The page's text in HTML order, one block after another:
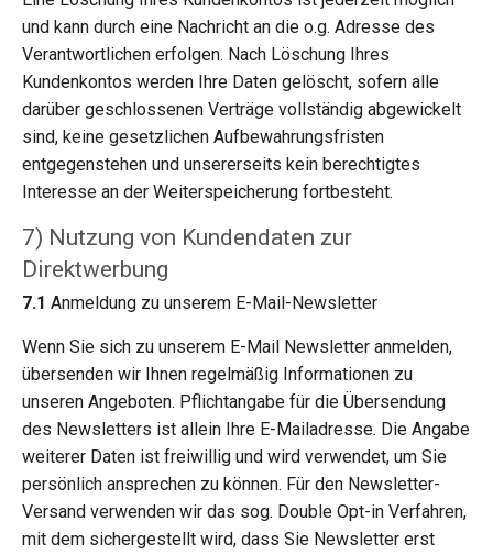
und kann durch eine Nachricht an die o.g. Adresse des
Verantwortlichen erfolgen. Nach Löschung Ihres
Kundenkontos werden Ihre Daten gelöscht, sofern alle
darüber geschlossenen Verträge vollständig abgewickelt
sind, keine gesetzlichen Aufbewahrungsfristen
entgegenstehen und unsererseits kein berechtigtes
Interesse an der Weiterspeicherung fortbesteht.
7) Nutzung von Kundendaten zur
Direktwerbung
7.1 Anmeldung zu unserem E-Mail-Newsletter
Wenn Sie sich zu unserem E-Mail Newsletter anmelden,
übersenden wir Ihnen regelmäßig Informationen zu
unseren Angeboten. Pflichtangabe für die Übersendung
des Newsletters ist allein Ihre E-Mailadresse. Die Angabe
weiterer Daten ist freiwillig und wird verwendet, um Sie
persönlich ansprechen zu können. Für den Newsletter-
Versand verwenden wir das sog. Double Opt-in Verfahren,
mit dem sichergestellt wird, dass Sie Newsletter erst